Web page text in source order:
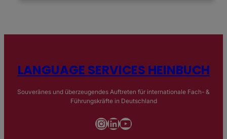
LANGUAGE SERVICES HEINBUCH
Souveränes und überzeugendes Auftreten für internationale Fach- &
Führungskräfte in Deutschland
InstagramLinkedIn YouTube